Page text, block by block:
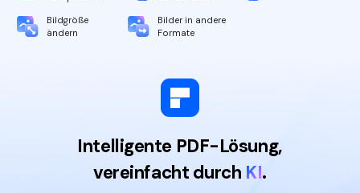
Bildgröße
ändern
Bilder in andere
Formate
Intelligente PDF-Lösung,
vereinfacht durch KI.